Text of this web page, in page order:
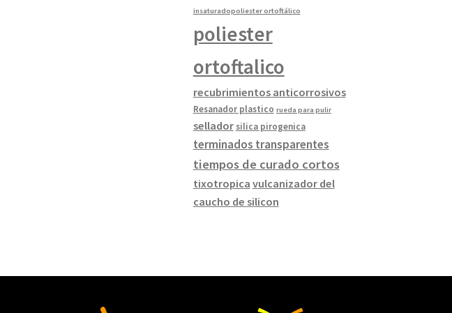
insaturadopoliester ortoftálico
poliester
ortoftalico
recubrimientos anticorrosivos
Resanador plastico rueda para pulir
sellador silica pirogenica
terminados transparentes
tiempos de curado cortos
tixotropica vulcanizador del
caucho de silicon